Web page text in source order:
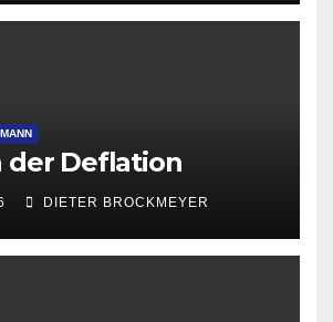
der Deflation
DIETER BROCKMEYER